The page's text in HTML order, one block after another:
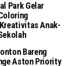
Park Gelar
Anak-
Bareng
Aston Priority